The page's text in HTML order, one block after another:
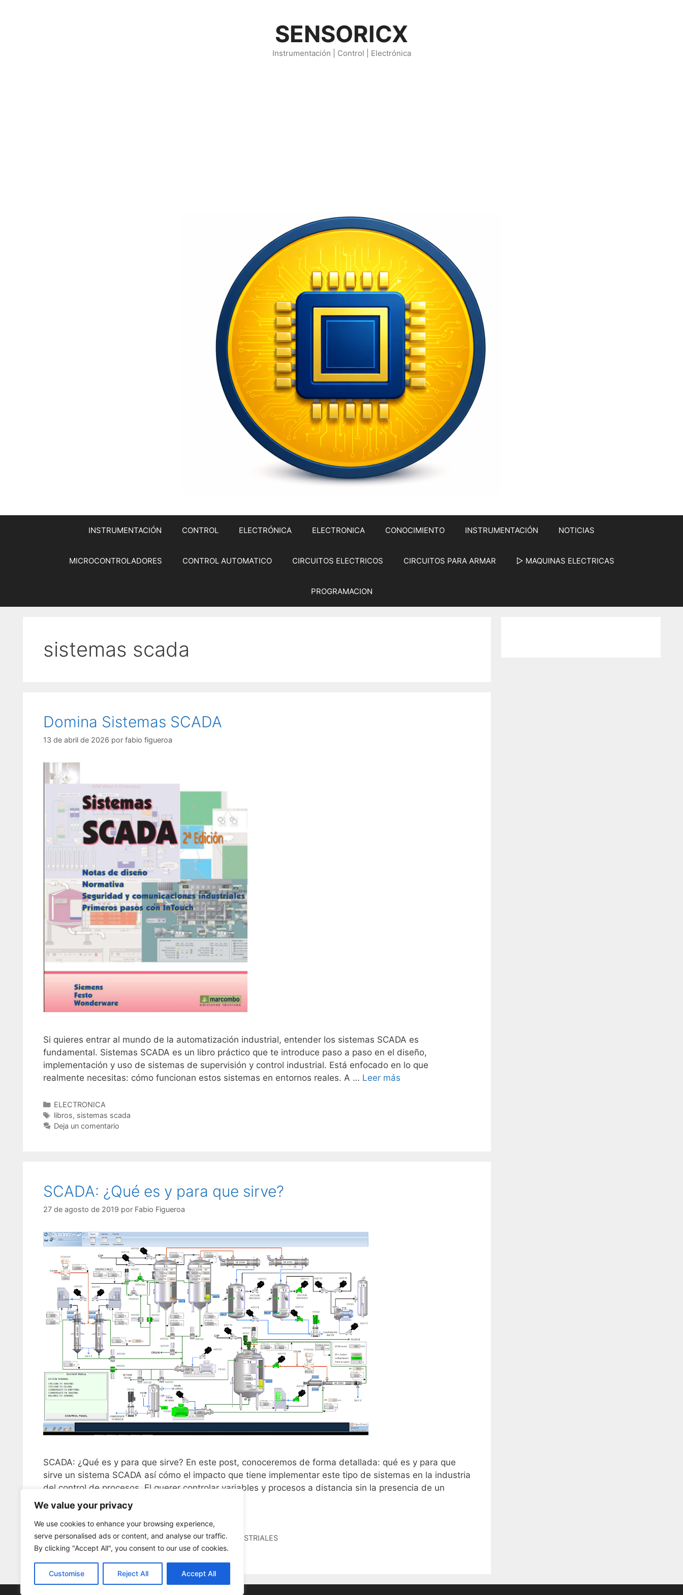
We value your privacy
We use cookies to enhance your browsing experience,
serve personalised ads or content, and analyse our traffic.
By clicking "Accept All", you consent to our use of cookies.
Customise Reject All Accept All
SENSORICX
Instrumentación | Control | Electrónica
INSTRUMENTACIÓN CONTROL ELECTRÓNICA ELECTRONICA CONOCIMIENTO INSTRUMENTACIÓN NOTICIAS
MICROCONTROLADORES CONTROL AUTOMATICO CIRCUITOS ELECTRICOS CIRCUITOS PARA ARMAR ▷ MAQUINAS ELECTRICAS
PROGRAMACION
sistemas scada
Domina Sistemas SCADA
13 de abril de 2026 por fabio figueroa
Si quieres entrar al mundo de la automatización industrial, entender los sistemas SCADA es
fundamental. Sistemas SCADA es un libro práctico que te introduce paso a paso en el diseño,
implementación y uso de sistemas de supervisión y control industrial. Está enfocado en lo que
realmente necesitas: cómo funcionan estos sistemas en entornos reales. A … Leer más
Categorías
ELECTRONICA
Etiquetas
libros, sistemas scada
Deja un comentario
SCADA: ¿Qué es y para que sirve?
27 de agosto de 2019 por Fabio Figueroa
SCADA: ¿Qué es y para que sirve? En este post, conoceremos de forma detallada: qué es y para que
sirve un sistema SCADA así cómo el impacto que tiene implementar este tipo de sistemas en la industria
del control de procesos. El querer controlar variables y procesos a distancia sin la presencia de un
operario …
Leer más
Categorías
INSTRUMENTACIÓN
Etiquetas
sistemas scada, TERMODINAMICA Y PROCESOS INDUSTRIALES
Deja un comentario